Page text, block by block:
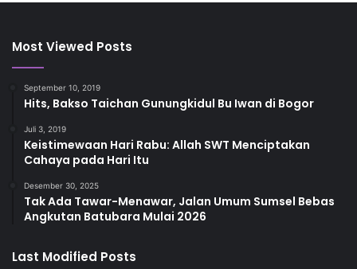
Most Viewed Posts
September 10, 2019
Hits, Bakso Taichan Gunungkidul Bu Iwan di Bogor
Juli 3, 2019
Keistimewaan Hari Rabu: Allah SWT Menciptakan
Cahaya pada Hari Itu
Desember 30, 2025
Tak Ada Tawar-Menawar, Jalan Umum Sumsel Bebas
Angkutan Batubara Mulai 2026
Last Modified Posts